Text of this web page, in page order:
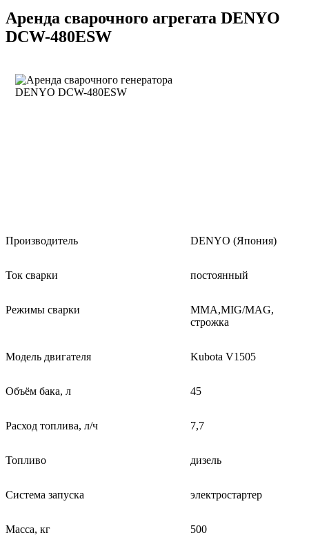
Аренда сварочного агрегата DENYO
DCW-480ESW
Производитель DENYO (Япония)
Ток сварки постоянный
Режимы сварки
MMA,MIG/MAG,
строжка
Модель двигателя Kubota V1505
Объём бака, л 45
Расход топлива, л/ч 7,7
Топливо дизель
Система запуска электростартер
Масса, кг 500